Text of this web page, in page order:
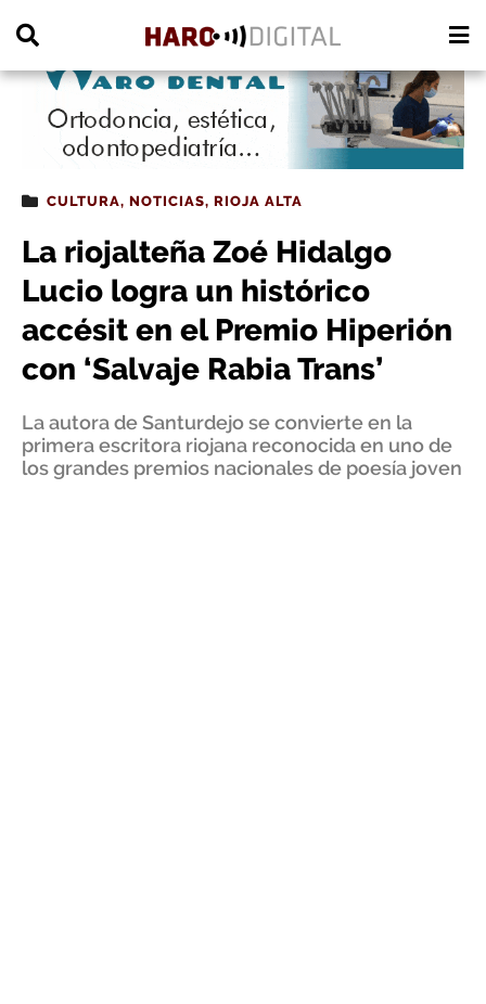
CULTURA, NOTICIAS, RIOJA ALTA
La riojalteña Zoé Hidalgo
Lucio logra un histórico
accésit en el Premio Hiperión
con ‘Salvaje Rabia Trans’
La autora de Santurdejo se convierte en la
primera escritora riojana reconocida en uno de
los grandes premios nacionales de poesía joven